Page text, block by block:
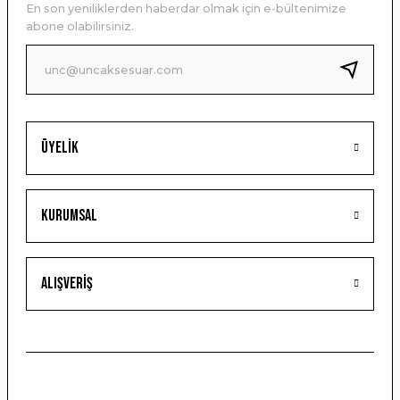
Ürün bilgilerinde hatalar bulunuyor.
Ürün fiyatı diğer sitelerden daha pahalı.
Bu ürüne benzer farklı alternatifler olmalı.
Gönder
Üyelik
Kurumsal
Alışveriş
En son yeniliklerden haberdar olmak için e-bültenimize
abone olabilirsiniz.